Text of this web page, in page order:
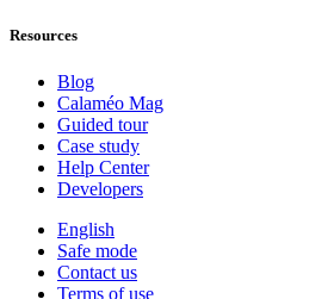
Resources
Blog
Calaméo Mag
Guided tour
Case study
Help Center
Developers
English
Safe mode
Contact us
Terms of use